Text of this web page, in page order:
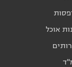
אוכל